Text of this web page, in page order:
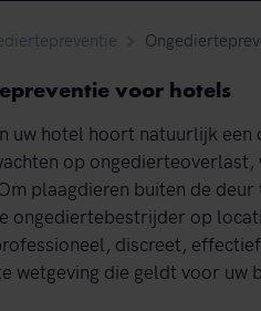
voor hotels
uw hotel hoort natuurlijk
op
plaagdieren buiten de
ongediertebestrijder op
discreet,
wetgeving die geldt voor uw